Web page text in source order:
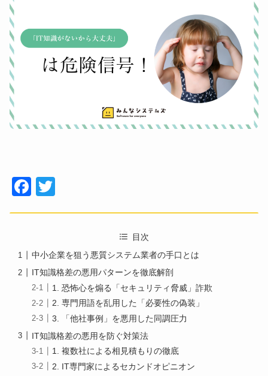
Face
目次
中小企業を狙う悪質システム業者の手口とは
IT知識格差の悪用パターンを徹底解剖
1. 恐怖心を煽る「セキュリティ脅威」詐欺
2. 専門用語を乱用した「必要性の偽装」
3. 「他社事例」を悪用した同調圧力
IT知識格差の悪用を防ぐ対策法
1. 複数社による相見積もりの徹底
2. IT専門家によるセカンドオピニオン